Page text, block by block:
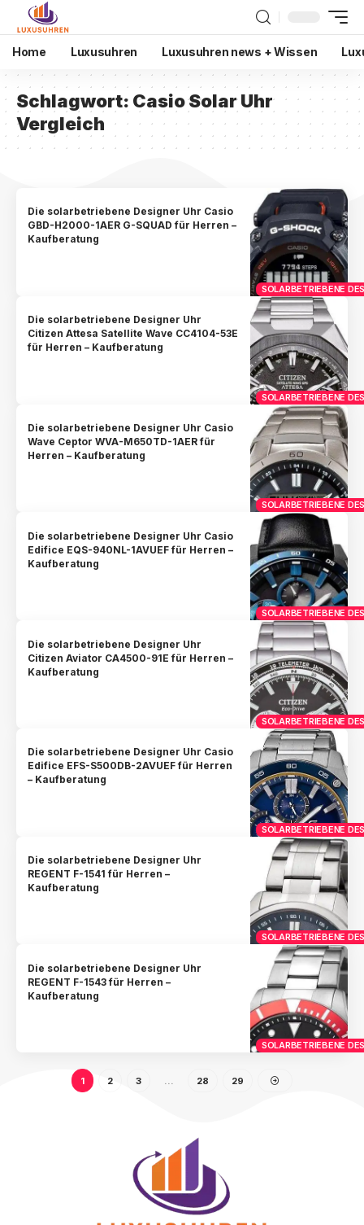
Home Luxusuhren Luxusuhren news + Wissen
Schlagwort: Casio Solar Uhr
Vergleich
SOLARBETRIEBENE
Die solarbetriebene Designer Uhr Casio
GBD-H2000-1AER G-SQUAD für Herren –
Kaufberatung
SOLARBETRIEBENE
Die solarbetriebene Designer Uhr
Citizen Attesa Satellite Wave CC4104-53E
für Herren – Kaufberatung
SOLARBETRIEBENE
Die solarbetriebene Designer Uhr Casio
Wave Ceptor WVA-M650TD-1AER für
Herren – Kaufberatung
SOLARBETRIEBENE
Die solarbetriebene Designer Uhr Casio
Edifice EQS-940NL-1AVUEF für Herren –
Kaufberatung
SOLARBETRIEBENE
Die solarbetriebene Designer Uhr
Citizen Aviator CA4500-91E für Herren –
Kaufberatung
SOLARBETRIEBENE
Die solarbetriebene Designer Uhr Casio
Edifice EFS-S500DB-2AVUEF für Herren
– Kaufberatung
SOLARBETRIEBENE
Die solarbetriebene Designer Uhr
REGENT F-1541 für Herren –
Kaufberatung
SOLARBETRIEBENE
Die solarbetriebene Designer Uhr
REGENT F-1543 für Herren –
Kaufberatung
1 2 3 28 29